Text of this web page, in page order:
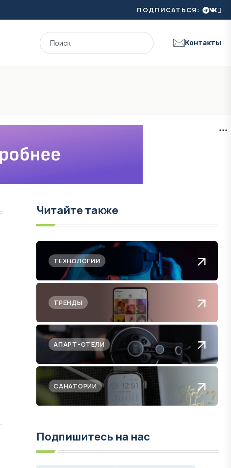
ПОДПИСАТЬСЯ:
Контакты
Читайте также
ТЕХНОЛОГИИ
ТРЕНДЫ
АПАРТ-ОТЕЛИ
САНАТОРИИ
Подпишитесь на нас